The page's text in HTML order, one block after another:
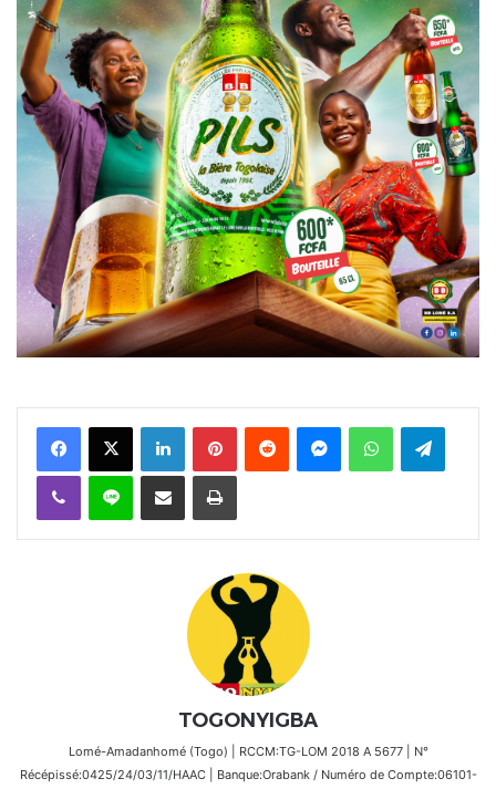
FacebookX Linkedin PinterestReddit MessengerWhatsAppTelegram
Viber Ligne Partager par email Imprimer
TOGONYIGBA
Lomé-Amadanhomé (Togo) | RCCM:TG-LOM 2018 A 5677 | N°
Récépissé:0425/24/03/11/HAAC | Banque:Orabank / Numéro de Compte:06101-